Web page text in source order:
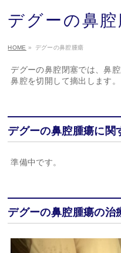
デグーの鼻腔
HOME » デグーの鼻腔腫瘍
デグーの鼻腔閉塞では、鼻
鼻腔を切開して摘出します。
デグーの鼻腔腫瘍に関
準備中です。
デグーの鼻腔腫瘍の治